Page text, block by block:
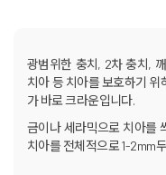
광범위한 충치, 2차 충치,
치아 등 치아를 보호하기 위
가 바로 크라운입니다.
금이나 세라믹으로 치아를
치아를 전체적으로 1-2mm